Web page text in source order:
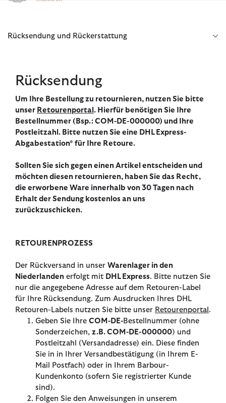
Klicken Sie hier, um unsere Barrierefreiheitserklärung
Rücksendung und Rückerstattung
Rücksendung
Um Ihre Bestellung zu retournieren, nutzen Sie bitte
unser Retourenportal . Hierfür benötigen Sie Ihre
Bestellnummer (Bsp.: COM-DE-000000) und Ihre
Postleitzahl. Bitte nutzen Sie eine DHL Express-
Abgabestation* für Ihre Retoure.
Sollten Sie sich gegen einen Artikel entscheiden und
möchten diesen retournieren, haben Sie das Recht,
die erworbene Ware innerhalb von 30 Tagen nach
Erhalt der Sendung kostenlos an uns
zurückzuschicken.
RETOURENPROZESS
Der Rückversand in unser Warenlager in den
Niederlanden erfolgt mit DHL Express. Bitte nutzen Sie
nur die angegebene Adresse auf dem Retouren-Label
für Ihre Rücksendung. Zum Ausdrucken Ihres DHL
Retouren-Labels nutzen Sie bitte unser Retourenportal .
Geben Sie Ihre COM-DE- Bestellnummer (ohne
Sonderzeichen, z.B. COM-DE-000000) und
Postleitzahl (Versandadresse) ein. Diese finden
Sie in in Ihrer Versandbestätigung (in Ihrem E-
Mail Postfach) oder in Ihrem Barbour-
Kundenkonto (sofern Sie registrierter Kunde
sind).
Folgen Sie den Anweisungen in unserem